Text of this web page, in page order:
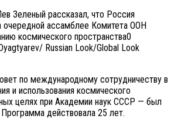
Russian Look/Global Look
по международному сотрудничеству в
и использования космического
целях при Академии наук СССР — был
действовала 25 лет.